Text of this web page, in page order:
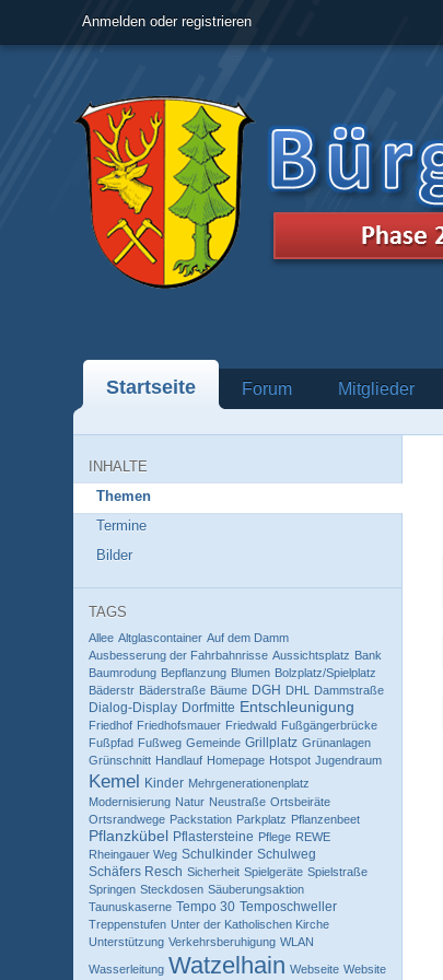
Anmelden oder registrieren
Startseite Forum Mitglieder
INHALTE
Themen
Termine
Bilder
TAGS
Allee Altglascontainer Auf dem Damm
Ausbesserung der Fahrbahnrisse Aussichtsplatz Bank
Baumrodung Bepflanzung Blumen Bolzplatz/Spielplatz
Bäderstr Bäderstraße Bäume DGH DHL Dammstraße
Dialog-Display Dorfmitte Entschleunigung
Friedhof Friedhofsmauer Friedwald Fußgängerbrücke
Fußpfad Fußweg Gemeinde Grillplatz Grünanlagen
Grünschnitt Handlauf Homepage Hotspot Jugendraum
Kemel Kinder Mehrgenerationenplatz
Modernisierung Natur Neustraße Ortsbeiräte
Ortsrandwege Packstation Parkplatz Pflanzenbeet
Pflanzkübel Pflastersteine Pflege REWE
Rheingauer Weg Schulkinder Schulweg
Schäfers Resch Sicherheit Spielgeräte Spielstraße
Springen Steckdosen Säuberungsaktion
Taunuskaserne Tempo 30 Temposchweller
Treppenstufen Unter der Katholischen Kirche
Unterstützung Verkehrsberuhigung WLAN
Wasserleitung Watzelhain Webseite Website